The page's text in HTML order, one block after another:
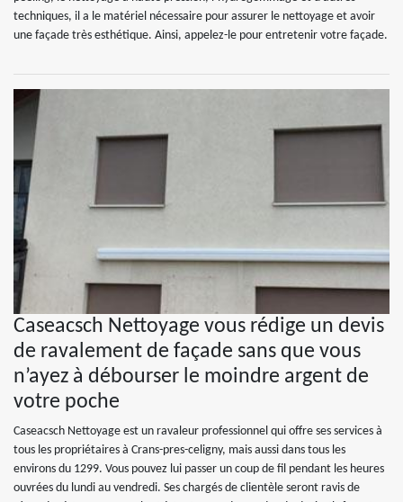
techniques, il a le matériel nécessaire pour assurer le nettoyage et avoir
une façade très esthétique. Ainsi, appelez-le pour entretenir votre façade.
Caseacsch Nettoyage vous rédige un devis
de ravalement de façade sans que vous
n’ayez à débourser le moindre argent de
votre poche
Caseacsch Nettoyage est un ravaleur professionnel qui offre ses services à
tous les propriétaires à Crans-pres-celigny, mais aussi dans tous les
environs du 1299. Vous pouvez lui passer un coup de fil pendant les heures
ouvrées du lundi au vendredi. Ses chargés de clientèle seront ravis de